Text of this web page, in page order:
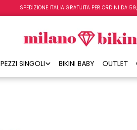
SPEDIZIONE ITALIA GRATUITA PER ORDINI DA
PEZZI SINGOLI BIKINI BABY OUTLET